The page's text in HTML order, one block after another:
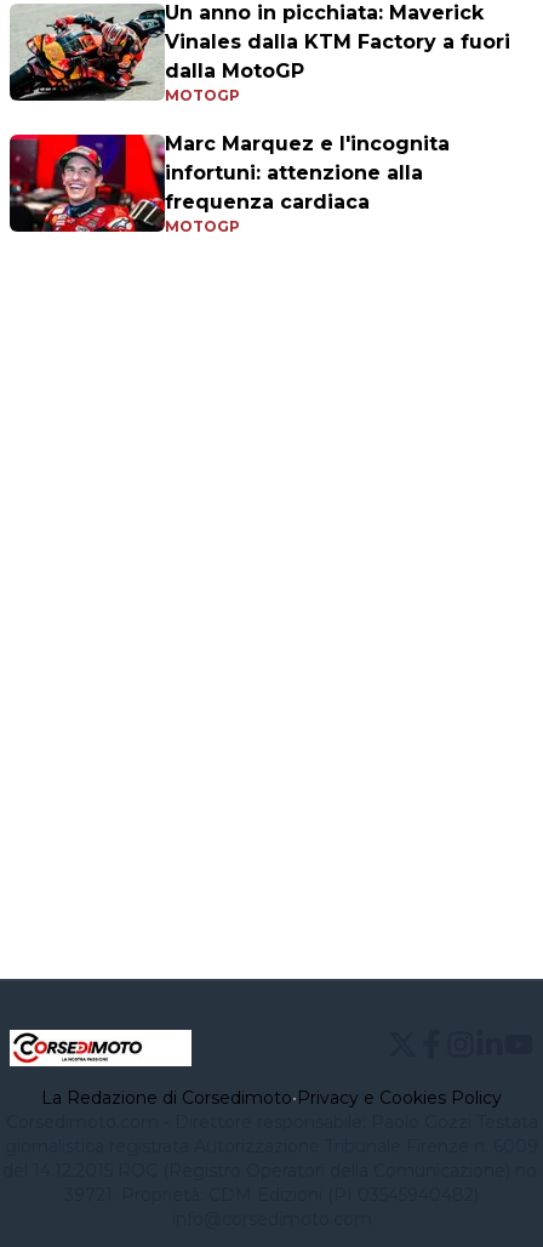
Un anno in picchiata: Maverick
Vinales dalla KTM Factory a fuori
dalla MotoGP
MOTOGP
Marc Marquez e l'incognita
infortuni: attenzione alla
frequenza cardiaca
MOTOGP
La Redazione di Corsedimoto•Privacy e Cookies Policy